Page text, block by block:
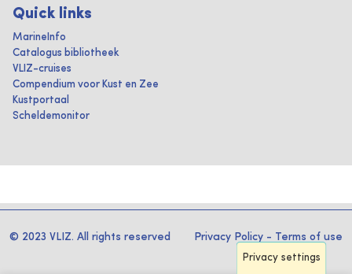
Quick links
MarineInfo
Catalogus bibliotheek
VLIZ-cruises
Compendium voor Kust en Zee
Kustportaal
Scheldemonitor
© 2023 VLIZ. All rights reserved Privacy Policy - Terms of use
Privacy settings